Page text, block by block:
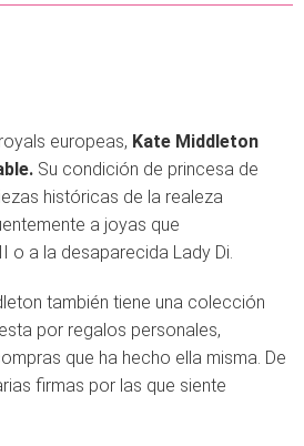
europeas, Kate Middleton
Su condición de princesa de
históricas de la realeza
a joyas que
o a la desaparecida Lady Di.
también tiene una colección
por regalos personales,
que ha hecho ella misma. De
firmas por las que siente